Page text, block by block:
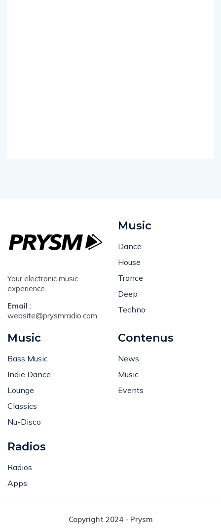
Your electronic music
experience.
Email :
website@prysmradio.com
Music
Dance
House
Trance
Deep
Techno
Music
Bass Music
Indie Dance
Lounge
Classics
Nu-Disco
Contenus
News
Music
Events
Radios
Radios
Apps
Copyright 2024 - Prysm